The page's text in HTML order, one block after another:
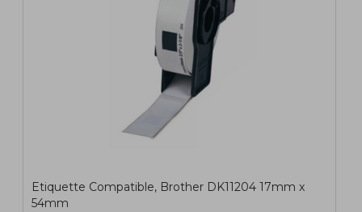
1 2
Etiquette Compatible, Brother DK11204 17mm x
54mm